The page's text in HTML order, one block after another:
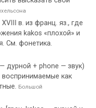
в. из франц. яз., где
kakos «плохой» и
См. фонетика.
дурной + phone — звук)
воспринимаемые как
Большой